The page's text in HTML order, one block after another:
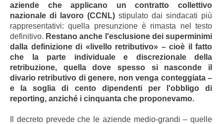
aziende che applicano un contratto collettivo
nazionale di lavoro (CCNL) stipulato dai sindacati più
rappresentativi: quella presunzione è rimasta nel testo
definitivo. Restano anche l'esclusione dei superminimi
dalla definizione di «livello retributivo» – cioè il fatto
che la parte individuale e discrezionale della
retribuzione, quella dove spesso si nasconde il
divario retributivo di genere, non venga conteggiata –
e la soglia di cento dipendenti per l'obbligo di
reporting, anziché i cinquanta che proponevamo.
Il decreto prevede che le aziende medio-grandi – quelle